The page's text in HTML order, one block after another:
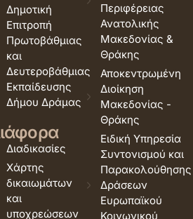
Δημοτική
Επιτροπή
Πρωτοβάθμιας
και
Δευτεροβάθμιας
Εκπαίδευσης
Δήμου Δράμας
Διαδικασίες
Χάρτης
δικαιωμάτων
και
υποχρεώσεων
Περιφέρειας
Ανατολικής
Μακεδονίας &
Θράκης
Αποκεντρωμένη
Διοίκηση
Μακεδονίας -
Θράκης
Ειδική Υπηρεσία
Συντονισμού και
Παρακολούθησης
Δράσεων
Ευρωπαϊκού
Κοινωνικού